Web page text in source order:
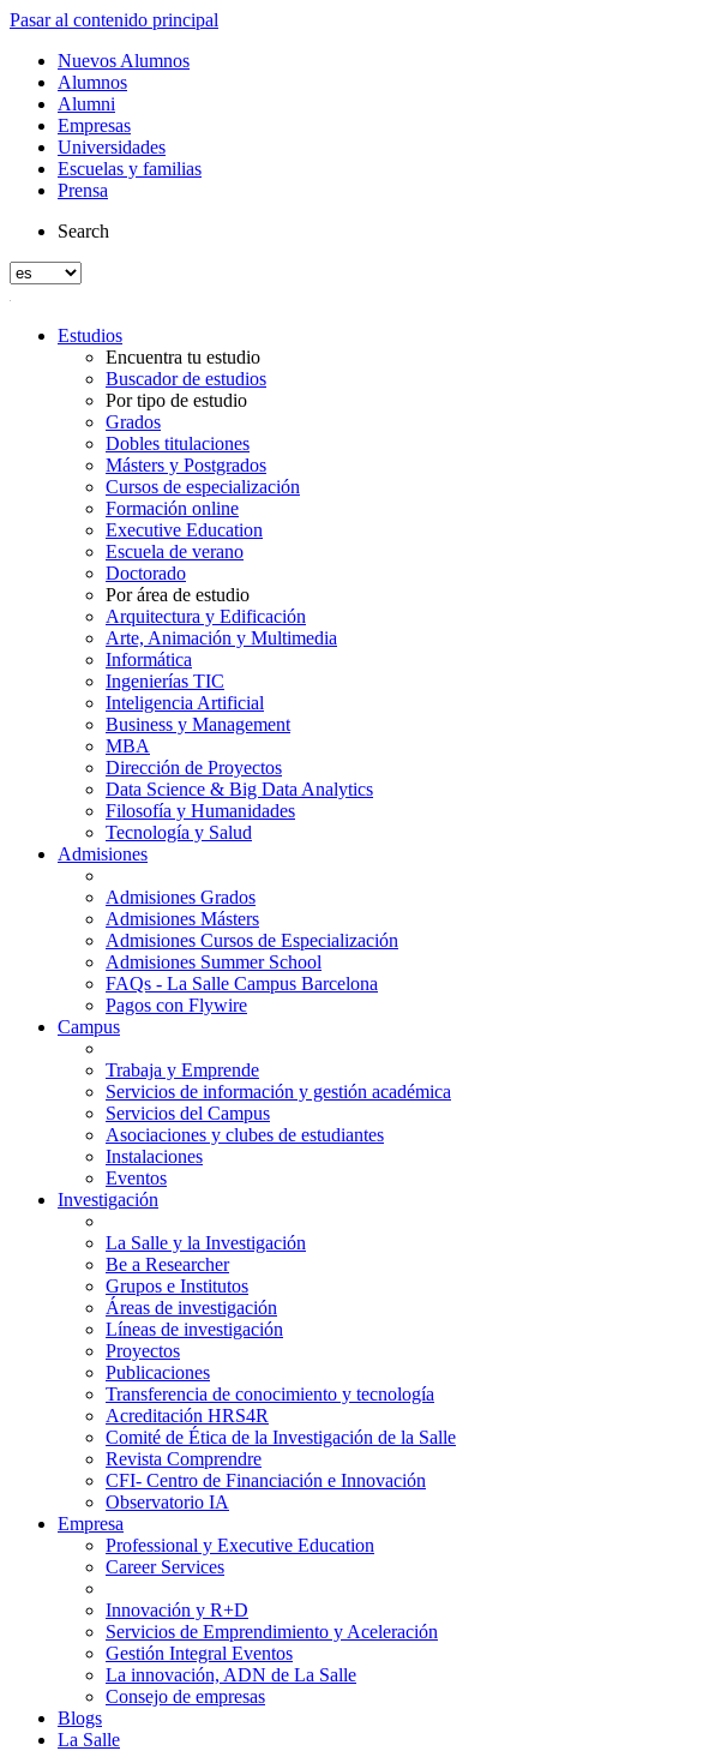
Pasar al contenido principal
Nuevos Alumnos
Alumnos
Alumni
Empresas
Universidades
Escuelas y familias
Prensa
Search
Estudios
Encuentra tu estudio
Buscador de estudios
Por tipo de estudio
Grados
Dobles titulaciones
Másters y Postgrados
Cursos de especialización
Formación online
Executive Education
Escuela de verano
Doctorado
Por área de estudio
Arquitectura y Edificación
Arte, Animación y Multimedia
Informática
Ingenierías TIC
Inteligencia Artificial
Business y Management
MBA
Dirección de Proyectos
Data Science & Big Data Analytics
Filosofía y Humanidades
Tecnología y Salud
Admisiones
Admisiones Grados
Admisiones Másters
Admisiones Cursos de Especialización
Admisiones Summer School
FAQs - La Salle Campus Barcelona
Pagos con Flywire
Campus
Trabaja y Emprende
Servicios de información y gestión académica
Servicios del Campus
Asociaciones y clubes de estudiantes
Instalaciones
Eventos
Investigación
La Salle y la Investigación
Be a Researcher
Grupos e Institutos
Áreas de investigación
Líneas de investigación
Proyectos
Publicaciones
Transferencia de conocimiento y tecnología
Acreditación HRS4R
Comité de Ética de la Investigación de la Salle
Revista Comprendre
CFI- Centro de Financiación e Innovación
Observatorio IA
Empresa
Professional y Executive Education
Career Services
Innovación y R+D
Servicios de Emprendimiento y Aceleración
Gestión Integral Eventos
La innovación, ADN de La Salle
Consejo de empresas
Blogs
La Salle